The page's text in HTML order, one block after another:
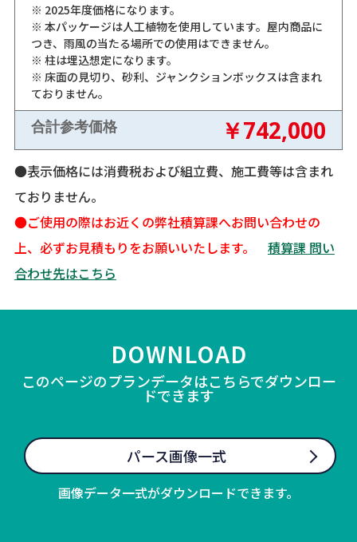
※ 2025年度価格になります。
※ 本パッケージは人工植物を使用しています。屋内商品に
つき、雨風の当たる場所での使用はできません。
※ 柱は埋込想定になります。
※ 床面の見切り、砂利、ジャンクションボックスは含まれ
ておりません。
合計参考価格 ￥742,000
●表示価格には消費税および組立費、施工費等は含まれ
ておりません。
●ご使用の際はお近くの弊社積算課へお問い合わせの
上、必ずお見積もりをお願いいたします。
積算課 問い
合わせ先はこちら
DOWNLOAD
このページのプランデータはこちらでダウンロー
ドできます
パース画像一式
画像データ一式がダウンロードできます。